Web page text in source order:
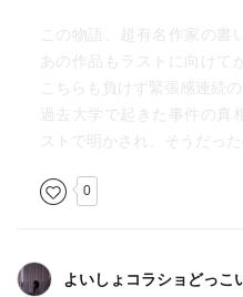
この物語、超有名作家の書
あの作品もラストに向けて
こちらも負けず緊張感連続の
過去大学で起きた事件の真
ストで明かされ、そうだっ
0
よいしょコラショどっこ